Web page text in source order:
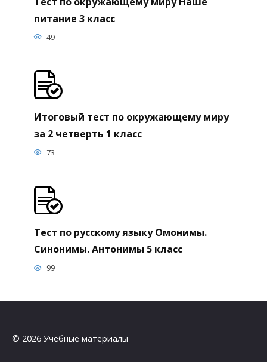
питание 3 класс
49
Итоговый тест по окружающему миру
за 2 четверть 1 класс
73
Тест по русскому языку Омонимы.
Синонимы. Антонимы 5 класс
99
© 2026 Учебные материалы